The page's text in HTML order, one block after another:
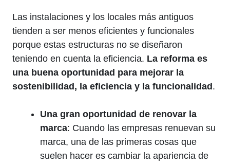
Las instalaciones y los locales más antiguos
tienden a ser menos eficientes y funcionales
porque estas estructuras no se diseñaron
teniendo en cuenta la eficiencia. La reforma es
una buena oportunidad para mejorar la
sostenibilidad, la eficiencia y la funcionalidad .
Una gran oportunidad de renovar la
marca: Cuando las empresas renuevan su
marca, una de las primeras cosas que
suelen hacer es cambiar la apariencia de